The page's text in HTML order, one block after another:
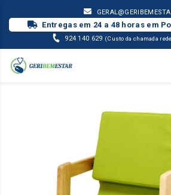
Entregas em 24 a 48 horas em
924 140 629 (Custo da chamada
GERIÁTRICO BANCO P/ APOIO DE PÉS